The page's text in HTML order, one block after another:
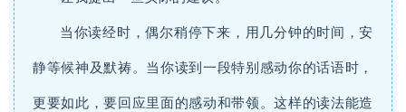
当你读经时，偶尔稍停下来，用几分钟的时间，安
静等候神及默祷。当你读到一段特别感动你的话语时，
更要如此，要回应里面的感动和带领。这样的读法能造